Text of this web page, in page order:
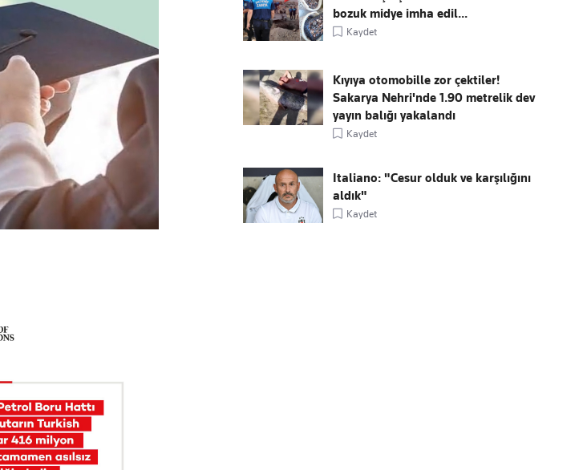
bozuk midye imha edil...
Kaydet
Kıyıya otomobille zor çektiler!
Sakarya Nehri'nde 1.90 metrelik dev
yayın balığı yakalandı
Kaydet
Italiano: "Cesur olduk ve karşılığını
aldık"
Kaydet